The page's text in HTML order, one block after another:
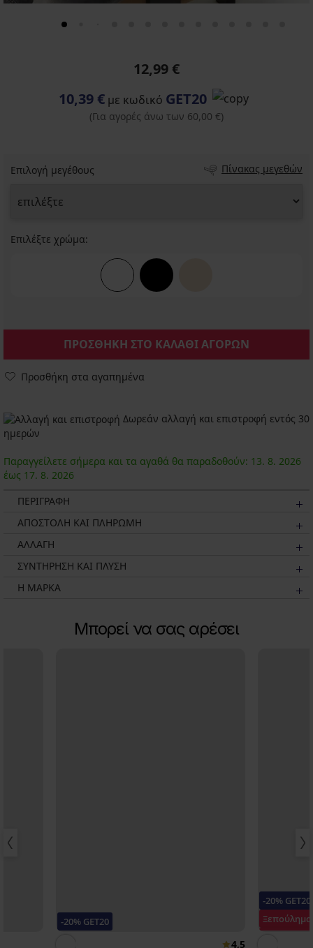
12,99 €
10,39 € με κωδικό GET20
(Για αγορές άνω των 60,00 €)
Επιλογή μεγέθους Πίνακας μεγεθών
Επιλέξτε χρώμα:
ΠΡΟΣΘΗΚΗ ΣΤΟ ΚΑΛΑΘΙ ΑΓΟΡΩΝ
Προσθήκη στα αγαπημένα
Δωρεάν αλλαγή και επιστροφή εντός 30
ημερών
Παραγγείλετε σήμερα και τα αγαθά θα παραδοθούν: 13. 8. 2026
έως 17. 8. 2026
ΠΕΡΙΓΡΑΦΗ
ΑΠΟΣΤΟΛΗ ΚΑΙ ΠΛΗΡΩΜΗ
ΑΛΛΑΓΗ
ΣΥΝΤΗΡΗΣΗ ΚΑΙ ΠΛΥΣΗ
Η ΜΆΡΚΑ
Μπορεί να σας αρέσει
-20% GET20
4,5
-20% GET20
Ξεπούλημα